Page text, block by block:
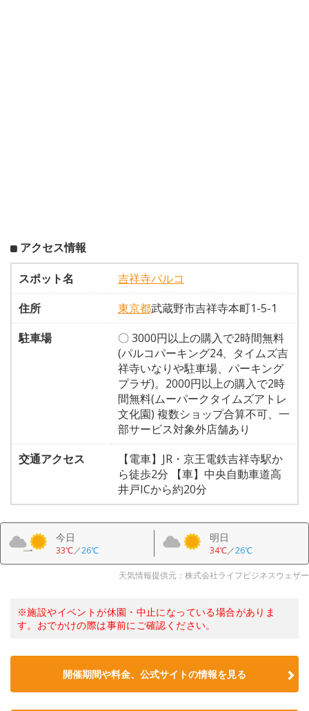
アクセス情報
スポット名
吉祥寺パルコ
住所
東京都武蔵野市吉祥寺本町1-5-1
駐車場
〇 3000円以上の購入で2時間無料
(パルコパーキング24、タイムズ吉
祥寺いなりや駐車場、パーキング
プラザ)。2000円以上の購入で2時
間無料(ムーパークタイムズアトレ
文化園) 複数ショップ合算不可、一
部サービス対象外店舗あり
交通アクセス
【電車】JR・京王電鉄吉祥寺駅か
ら徒歩2分 【車】中央自動車道高
井戸ICから約20分
今日
33℃／26℃
明日
34℃／26℃
天気情報提供元：株式会社ライフビジネスウェザー
※施設やイベントが休園・中止になっている場合がありま
す。おでかけの際は事前にご確認ください。
開催期間や料金、公式サイトの情報を見る